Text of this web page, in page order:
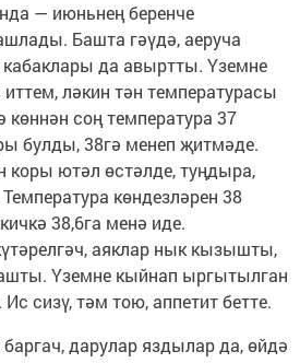
— июньнең беренче
Башта гәүдә, аеруча
да авыртты. Үземне
ләкин тән температурасы
көннән соң температура 37
булды, 38гә менеп җитмәде.
коры ютәл өстәлде, туңдыра,
көндезләрен 38
38,6га менә иде.
аяклар нык кызышты,
Үземне кыйнап ыргытылган
сизү, тәм тою, аппетит бетте.
дарулар яздылар да, өйдә